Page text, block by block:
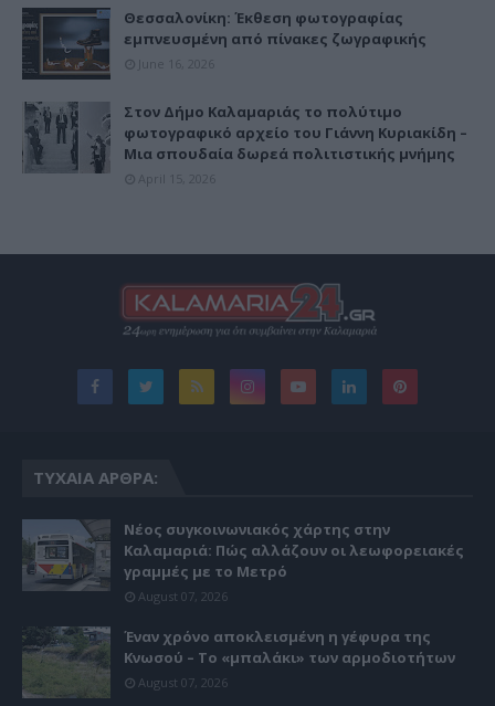
Θεσσαλονίκη: Έκθεση φωτογραφίας
εμπνευσμένη από πίνακες ζωγραφικής
June 16, 2026
Στον Δήμο Καλαμαριάς το πολύτιμο
φωτογραφικό αρχείο του Γιάννη Κυριακίδη –
Μια σπουδαία δωρεά πολιτιστικής μνήμης
April 15, 2026
ΤΥΧΑΊΑ ΆΡΘΡΑ:
Νέος συγκοινωνιακός χάρτης στην
Καλαμαριά: Πώς αλλάζουν οι λεωφορειακές
γραμμές με το Μετρό
August 07, 2026
Έναν χρόνο αποκλεισμένη η γέφυρα της
Κνωσού – Το «μπαλάκι» των αρμοδιοτήτων
August 07, 2026